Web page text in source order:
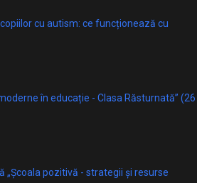
cu autism: ce funcționează cu
în educație - Clasa Răsturnată” (26
pozitivă - strategii și resurse